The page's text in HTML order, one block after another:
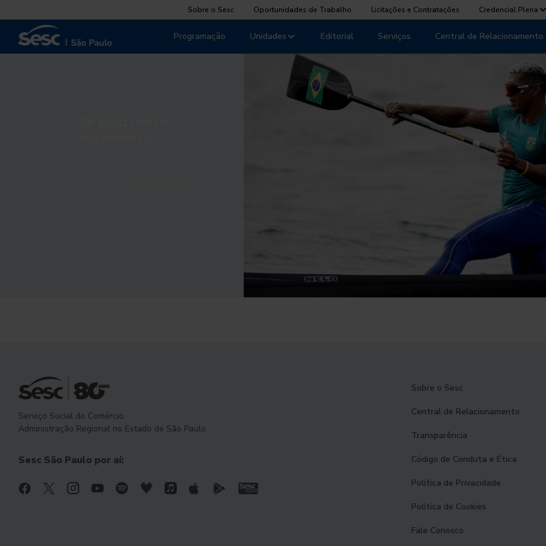
Sobre o Sesc Oportunidades de Trabalho Licitações e Contratações Credencial Plena
Unidades
Programação Editorial Serviços Central de Relacionamento
Serviço Social do Comércio
Administração Regional no Estado de São Paulo
Sesc São Paulo por aí:
Sobre o Sesc
Central de Relacionamento
Transparência
Código de Conduta e Ética
Política de Privacidade
Política de Cookies
Fale Conosco